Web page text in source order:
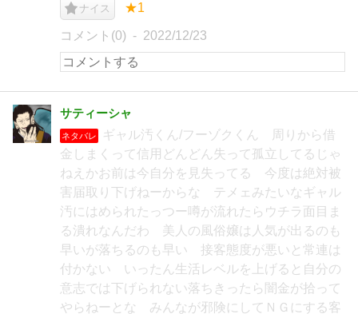
ナイス ★1
コメント(0) 2022/12/23
サティーシャ
ネタバレ
ギャル汚くん/フーゾクくん 周りから借
金しまくって信用どんどん失って孤立してるじゃ
ねえかお前は今自分を見失ってる 今度は絶対被
害届取り下げねーからな テメェみたいなギャル
汚にはめられたっつー噂が流れたらウチラ面目ま
る潰れなんだわ 美人の風俗嬢は人気が出るのも
早いが落ちるのも早い 接客態度が悪いと常連は
付かない いったん生活レベルを上げると自分の
意志では下げられない落ちきったら闇金が拾って
やらねーとな みんなが邪険にしてＮＧにする客